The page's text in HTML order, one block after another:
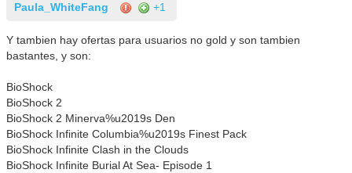
Paula_WhiteFang +1
Y tambien hay ofertas para usuarios no gold y son tambien
bastantes, y son:
BioShock
BioShock 2
BioShock 2 Minerva%u2019s Den
BioShock Infinite Columbia%u2019s Finest Pack
BioShock Infinite Clash in the Clouds
BioShock Infinite Burial At Sea- Episode 1